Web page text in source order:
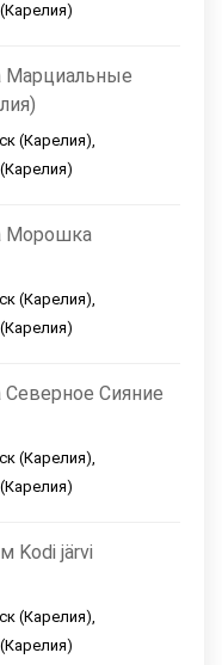
Марциальные
(Карелия),
Морошка
(Карелия),
Северное Сияние
(Карелия),
Kodi järvi
(Карелия),